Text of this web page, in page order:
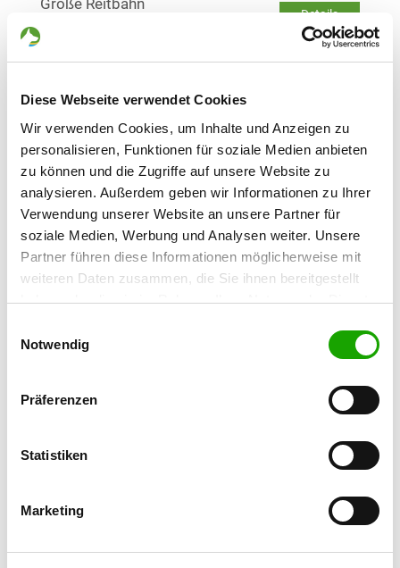
Diese Webseite verwendet Cookies
Wir verwenden Cookies, um Inhalte und Anzeigen zu
personalisieren, Funktionen für soziale Medien anbieten
zu können und die Zugriffe auf unsere Website zu
analysieren. Außerdem geben wir Informationen zu Ihrer
Verwendung unserer Website an unsere Partner für
soziale Medien, Werbung und Analysen weiter. Unsere
Partner führen diese Informationen möglicherweise mit
weiteren Daten zusammen, die Sie ihnen bereitgestellt
haben oder die sie im Rahmen Ihrer Nutzung der Dienste
Cookies, wenn Sie unsere Webseite weiterhin nutzen.
Notwendig
Präferenzen
Statistiken
Marketing
Details
04416 Markkleeberg/Gaschwitz
OG - Borna
Details
Witznitzer Str. 115
04552 Borna
OG - Rötha
Str. des Aufbaus
Details
Rudolf-Breitscheid-Straße 35
Details
Gormaerstr. 3